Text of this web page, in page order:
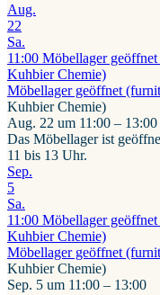
Aug.
22
Sa.
11:00 Möbellager
Kuhbier Chemie)
Möbellager geöffnet
Kuhbier Chemie)
Aug. 22 um 11:00 – 13:00
Das Möbellager ist
11 bis 13 Uhr.
Sep.
5
Sa.
11:00 Möbellager
Kuhbier Chemie)
Möbellager geöffnet
Kuhbier Chemie)
Sep. 5 um 11:00 – 13:00